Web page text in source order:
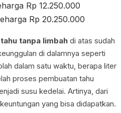
Rp 12.250.000
Rp 20.250.000
tanpa limbah di atas sudah
di dalamnya seperti
dalam satu waktu, berapa liter
proses pembuatan tahu
susu kedelai. Artinya, dari
yang bisa didapatkan.